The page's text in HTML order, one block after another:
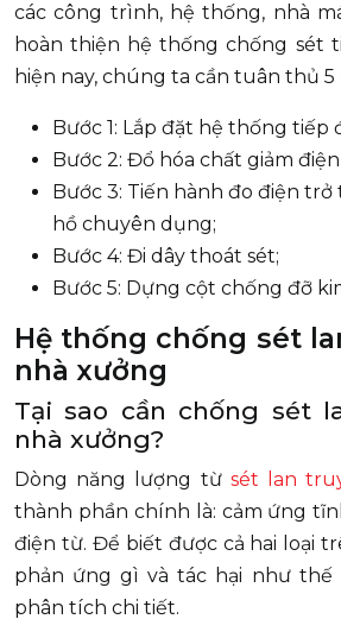
các công trình, hệ thống, nhà
hoàn thiện hệ thống chống sét
hiện nay, chúng ta cần tuân thủ
Bước 1: Lắp đặt hệ thống tiếp
Bước 2: Đổ hóa chất giảm
Bước 3: Tiến hành đo điện
hồ chuyên dụng;
Bước 4: Đi dây thoát sét;
Bước 5: Dựng cột chống đỡ
Hệ thống chống sét
nhà xưởng
Tại sao cần chống sét
nhà xưởng?
Dòng năng lượng từ sét lan
thành phần chính là: cảm ứng
điện từ. Để biết được cả hai loại
phản ứng gì và tác hại như thế
phân tích chi tiết.